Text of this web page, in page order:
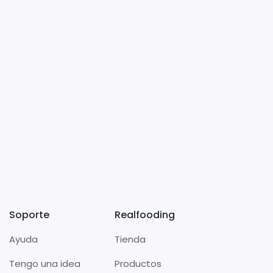
Soporte
Ayuda
Tengo una idea
Realfooding
Tienda
Productos